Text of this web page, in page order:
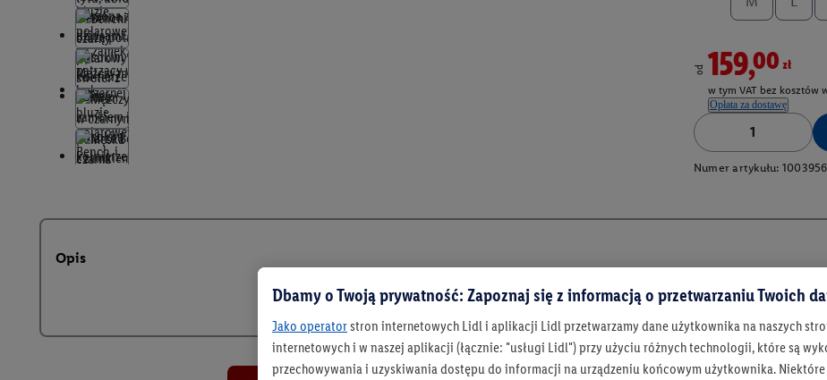
od 159,00zł
w tym VAT bez kosztów
Opłata za dostawę
Numer artykułu:
Opis
Dbamy o Twoją prywatność: Zapoznaj się z informacją o przetwarzaniu Twoich
Jako operatorstron internetowych Lidl i aplikacji Lidl przetwarzamy dane użytkownika na naszych
internetowych i w naszej aplikacji (łącznie: "usługi Lidl") przy użyciu różnych technologii, które są
przechowywania i uzyskiwania dostępu do informacji na urządzeniu końcowym użytkownika. Niektóre